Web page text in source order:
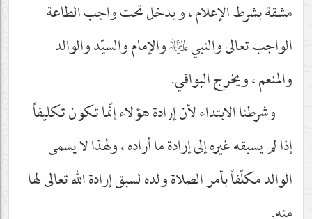
مشقة بشرط الإعلام ، ويدخل تحت واجب الطاعة
الواجب تعالى والنبيعليه‌السلاموالإمام والسيّد والوالد
والمنعم ، ويخرج البواقي.
وشرطنا الابتداء لأن إرادة هؤلاء إنّما تكون تكليفاً
إذا لم يسبقه غيره إلى إرادة ما أراده ، ولهذا لا يسمى
الوالد مكلّفاً بأمر الصلاة ولده لسبق إرادة الله تعالى لها